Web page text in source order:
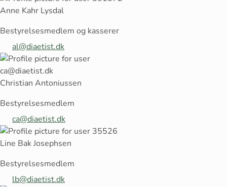
Anne Kahr Lysdal
Bestyrelsesmedlem og kasserer
al@diaetist.dk
Christian Antoniussen
Bestyrelsesmedlem
ca@diaetist.dk
Line Bak Josephsen
Bestyrelsesmedlem
lb@diaetist.dk